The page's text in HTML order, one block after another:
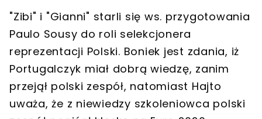
"Zibi" i "Gianni" starli się ws. przygotowania
Paulo Sousy do roli selekcjonera
reprezentacji Polski. Boniek jest zdania, iż
Portugalczyk miał dobrą wiedzę, zanim
przejął polski zespół, natomiast Hajto
uważa, że z niewiedzy szkoleniowca polski